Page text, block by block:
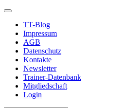
TT-Blog
Impressum
AGB
Datenschutz
Kontakte
Newsletter
Trainer-Datenbank
Mitgliedschaft
Login